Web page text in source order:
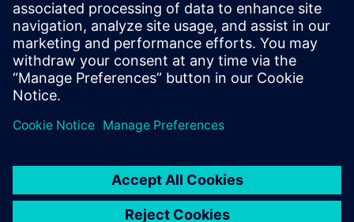
som best samsvarer med din praksis og ambisjoner.
Sammen tar vi neste steg inn i den digitale
fremtiden.